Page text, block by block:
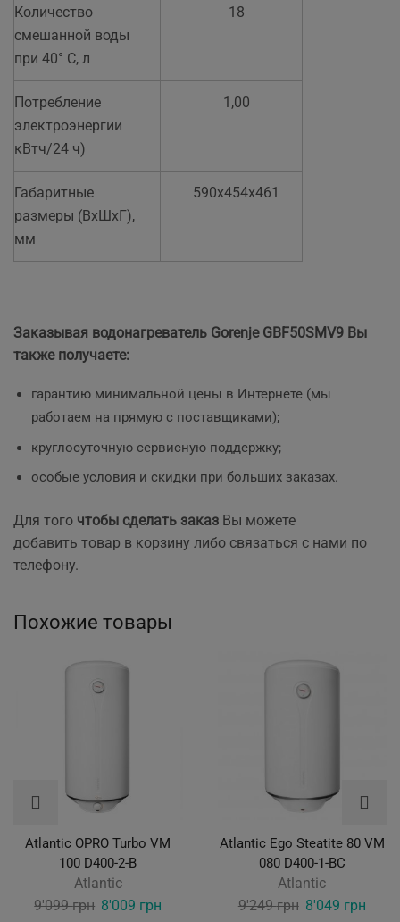
Количество
смешанной воды
при 40° С, л
18
Потребление
электроэнергии
кВтч/24 ч)
1,00
Габаритные
размеры (ВхШхГ),
мм
590x454x461
Заказывая водонагреватель Gorenje GBF50SMV9 Вы
также получаете:
гарантию минимальной цены в Интернете (мы
работаем на прямую с поставщиками);
круглосуточную сервисную поддержку;
особые условия и скидки при больших заказах.
Для того чтобы сделать заказ Вы можете
добавить товар в корзину либо связаться с нами по
телефону.
Похожие товары
Atlantic OPRO Turbo VM
100 D400-2-B
Atlantic
9'099грн Original
8'009 грн
Atlantic Ego Steatite 80 VM
080 D400-1-BC
Atlantic
9'249грн Original
8'049 грн